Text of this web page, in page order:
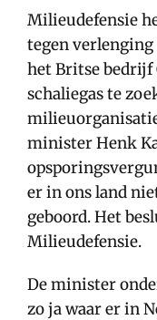
Milieudefensie
tegen
het Britse bedrijf
schaliegas te
minister Henk
er in ons land
geboord. Het
Milieudefensie.
De minister
zo ja waar er in